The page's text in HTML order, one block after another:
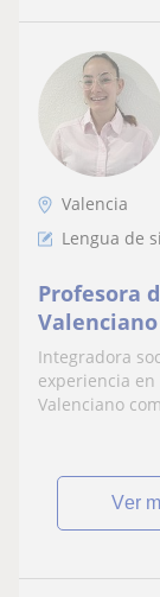
Valencia
Lengua de
Profesora
Integradora
experiencia
Valenciano
ver